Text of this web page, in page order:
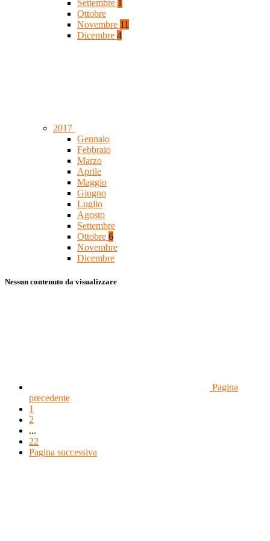
Settembre 1
Ottobre
Novembre 11
Dicembre 4
2017
Gennaio
Febbraio
Marzo
Aprile
Maggio
Giugno
Luglio
Agosto
Settembre
Ottobre 6
Novembre
Dicembre
Nessun contenuto da visualizzare
Pagina
precedente
1
2
...
22
Pagina successiva